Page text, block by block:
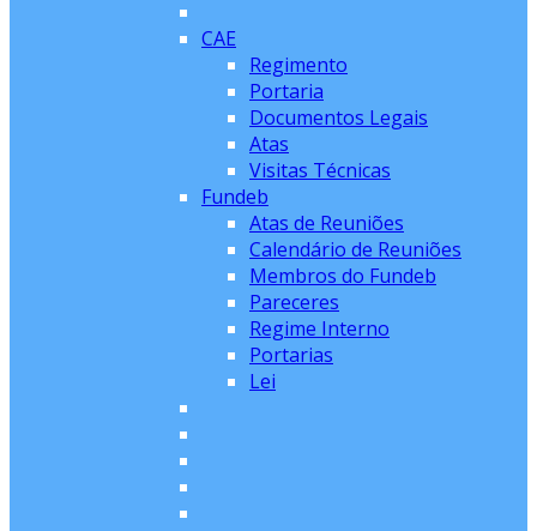
CAE
Regimento
Portaria
Documentos Legais
Atas
Visitas Técnicas
Fundeb
Atas de Reuniões
Calendário de Reuniões
Membros do Fundeb
Pareceres
Regime Interno
Portarias
Lei